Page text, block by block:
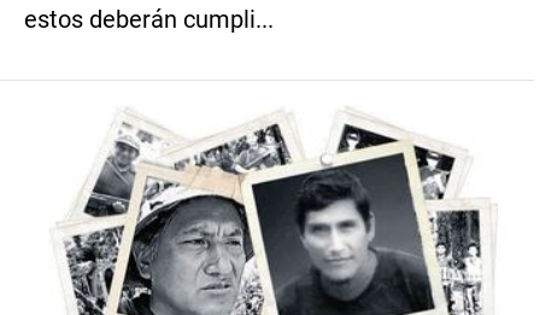
estos deberán cumpli...